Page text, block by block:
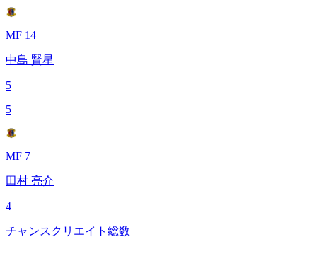
MF 14
中島 賢星
5
5
MF 7
田村 亮介
4
チャンスクリエイト総数